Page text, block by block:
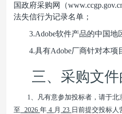
国政府采购网（
法失信行为记录名单；
3.Adobe软件产品的中国地
4.具有Adobe厂商针对本项
三、采购文件
1 、凡有意参加投标者，请于北
至
2026年 4 月 23 日前提交投标人